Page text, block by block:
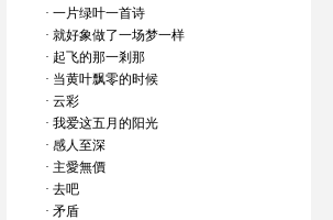
· 一片绿叶一首诗
· 就好象做了一场梦一样
· 起飞的那一剎那
· 当黄叶飘零的时候
· 云彩
· 我爱这五月的阳光
· 感人至深
· 主愛無價
· 去吧
· 矛盾